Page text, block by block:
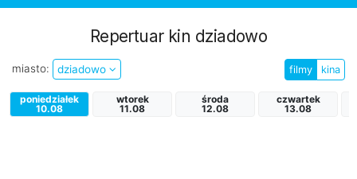
Repertuar kin dziadowo
miasto: dziadowo filmy kina
poniedziałek
10.08
wtorek
11.08
środa
12.08
czwartek
13.08